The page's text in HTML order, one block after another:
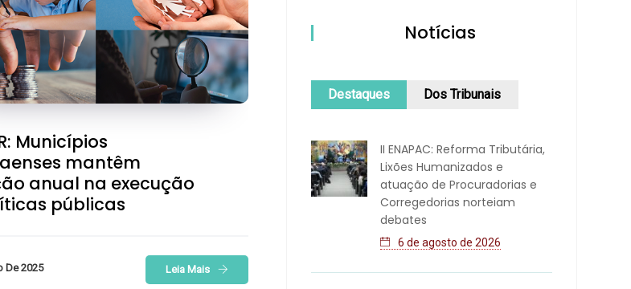
Municípios
mantêm
anual na execução
públicas
De 2025 Leia Mais
Notícias
Destaques Dos Tribunais
II ENAPAC: Reforma Tributária,
Lixões Humanizados e
atuação de Procuradorias e
Corregedorias norteiam
debates
6 de agosto de 2026